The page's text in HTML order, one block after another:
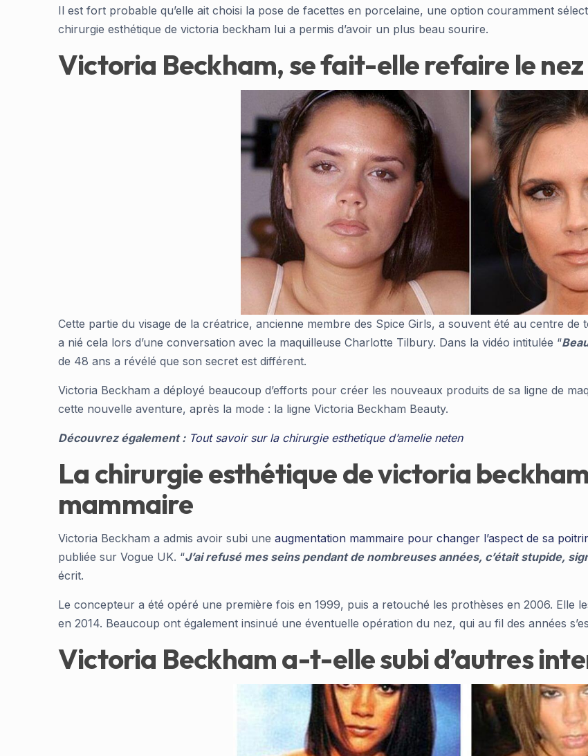
Il est fort probable qu’elle ait choisi la pose de facettes en porcelaine, une option couramment
chirurgie esthétique de victoria beckham lui a permis d’avoir un plus beau sourire.
Victoria Beckham, se fait-elle refaire le nez
Cette partie du visage de la créatrice, ancienne membre des Spice Girls, a souvent été au centre de
a nié cela lors d’une conversation avec la maquilleuse Charlotte Tilbury. Dans la vidéo intitulée “
de 48 ans a révélé que son secret est différent.
Victoria Beckham a déployé beaucoup d’efforts pour créer les nouveaux produits de sa ligne de
cette nouvelle aventure, après la mode : la ligne Victoria Beckham Beauty.
Découvrez également : Tout savoir sur la chirurgie esthetique d’amelie neten
La chirurgie esthétique de victoria
mammaire
Victoria Beckham a admis avoir subi une augmentation mammaire pour changer l’aspect de sa
publiée sur Vogue UK. “J’ai refusé mes seins pendant de nombreuses années, c’était stupide,
écrit.
Le concepteur a été opéré une première fois en 1999, puis a retouché les prothèses en 2006. Elle
en 2014. Beaucoup ont également insinué une éventuelle opération du nez, qui au fil des années
Victoria Beckham a-t-elle subi d’autres